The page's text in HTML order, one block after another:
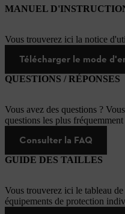
MANUEL
Vous trouverez ici la notice
Télécharger le mode
QUESTIONS / RÉPONSES
Vous avez des questions ?
questions les plus fréquemment
Consulter la FAQ
GUIDE DES TAILLES
Vous trouverez ici le tableau
équipements de protection